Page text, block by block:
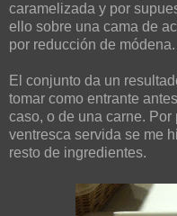
caramelizada y por
ello sobre una cama de
por reducción de módena.
El conjunto da un
tomar como entrante
caso, o de una carne.
ventresca servida se me
resto de ingredientes.